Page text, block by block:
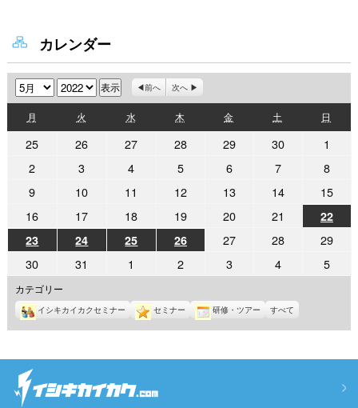
カレンダー
月 年 前へ 次へ
月
曜
日
火
曜
日
水水
曜
日
木
曜
日
金金
曜
日
土
曜
日
日
曜
252022
日
262022
月
26
日
272022
日
282022
月
28
日
292022
月
29
302022
月
1
5
月
1
日
22022
月
2
日
32022
5
月
3
日
42022
5
月
4
日
52022
5
月
5
日
62022
5
月
6
72022
5
月
7
82022
5
月
8
92022
5
月
9
日
102022
5
月
日
11
5
月
日
122022
5
月
日
132022
5
月
日
142022
月
日
152022
年
5
月
日
162022
年
5
月
16
日
172022
年
5
日
182022
年
5
日
192022
年
5
日
202022
日
21
5
日
222022
年
5
22
232022
年
5
月
23
242022
年
24
252022
年
25
日
262022
年
26
日
272022
5
27
282022
5
28
292022
5
302022
年
5
月
30
31
年
5
月
31
1
年
6
月
1
22022
年
6
月
2
32022
年
6
月
3
42022
年
6
月
4
52022
年
5
カテゴリー
イシキカイカクセミナー セミナー 研修・ツアー すべて